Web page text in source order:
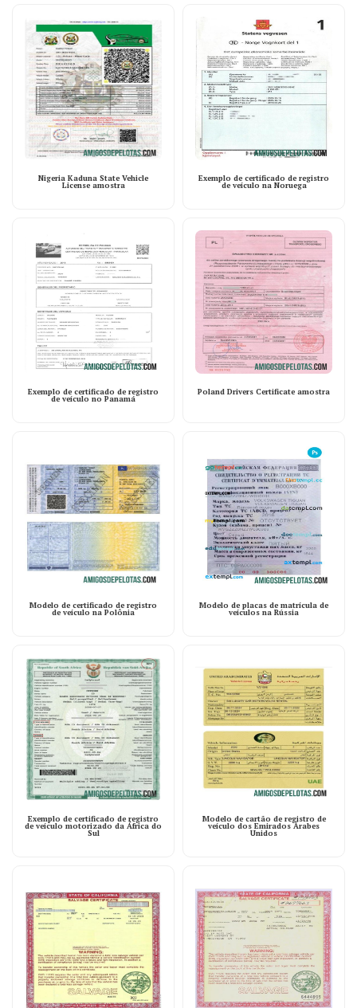
Nigeria Kaduna State Vehicle
License amostra
Exemplo de certificado de registro
de veículo na Noruega
Exemplo de certificado de registro
de veículo no Panamá
Poland Drivers Certificate amostra
Modelo de certificado de registro
de veículo na Polônia
Modelo de placas de matrícula de
veículos na Rússia
Exemplo de certificado de registro
de veículo motorizado da África do
Sul
Modelo de cartão de registro de
veículo dos Emirados Árabes
Unidos